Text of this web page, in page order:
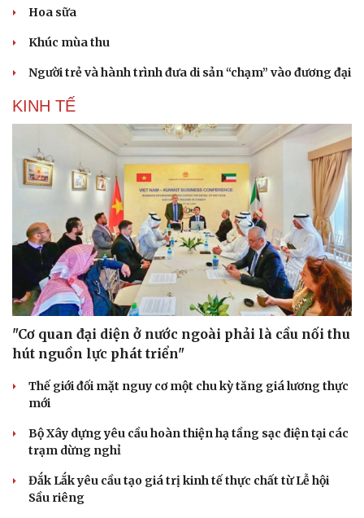
Sức khỏe
Dinh dưỡng - món ngon
Cây thuốc
Sản phụ khoa
Nhi khoa
Nam khoa
Phòng mạch online
Ăn sạch sống khỏe
Đời sống
Nhà đẹp
Hoa sữa
Khúc mùa thu
Người trẻ và hành trình đưa di sản “chạm” vào đương đại
KINH TẾ
"Cơ quan đại diện ở nước ngoài phải là cầu nối thu
hút nguồn lực phát triển"
Thế giới đối mặt nguy cơ một chu kỳ tăng giá lương thực
mới
Bộ Xây dựng yêu cầu hoàn thiện hạ tầng sạc điện tại các
trạm dừng nghỉ
Đắk Lắk yêu cầu tạo giá trị kinh tế thực chất từ Lễ hội
Sầu riêng